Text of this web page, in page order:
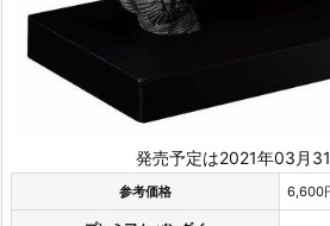
発売予定は2021年03月31
参考価格 6,600